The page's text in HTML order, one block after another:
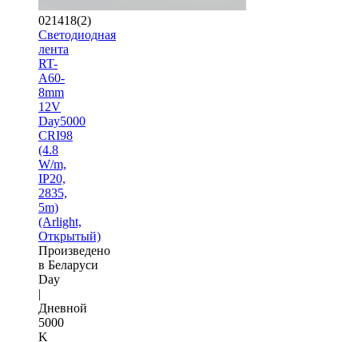
021418(2)
Светодиодная
лента
RT-
A60-
8mm
12V
Day5000
CRI98
(4.8
W/m,
IP20,
2835,
5m)
(Arlight,
Открытый)
Произведено
в Беларуси
Day
|
Дневной
5000
K